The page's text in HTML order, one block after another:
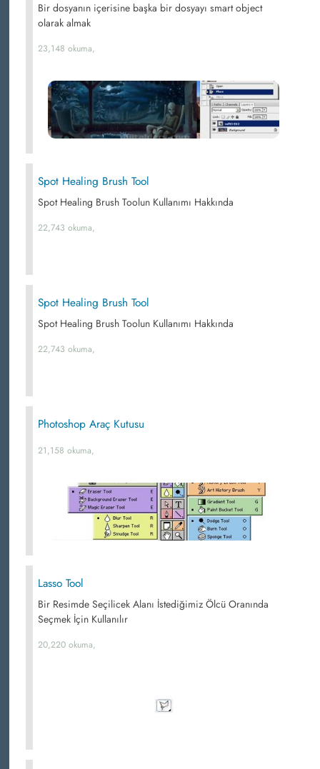
Bir dosyanın içerisine başka bir dosyayı smart object
olarak almak
23,148 okuma,
Spot Healing Brush Tool
Spot Healing Brush Toolun Kullanımı Hakkında
22,743 okuma,
Spot Healing Brush Tool
Spot Healing Brush Toolun Kullanımı Hakkında
22,743 okuma,
Photoshop Araç Kutusu
21,158 okuma,
Lasso Tool
Bir Resimde Seçilicek Alanı İstediğimiz Ölcü Oranında
Seçmek İçin Kullanılır
20,220 okuma,